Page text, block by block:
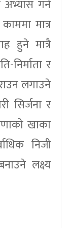
गर्न
मात्र
हुने मात्रै
निर्माता र
लगाउने
सिर्जना र
खाका
निजी
लक्ष्य